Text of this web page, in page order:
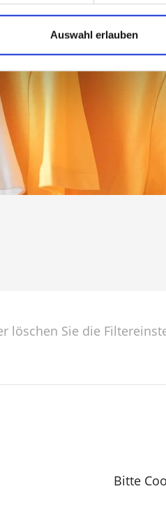
Auswahl erlauben
löschen Sie die
Bitte